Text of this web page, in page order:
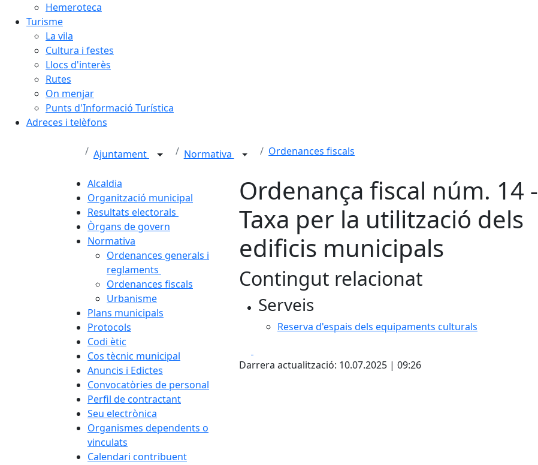
Hemeroteca
Turisme
La vila
Cultura i festes
Llocs d'interès
Rutes
On menjar
Punts d'Informació Turística
Adreces i telèfons
Ajuntament Normativa Ordenances fiscals
Alcaldia
Organització municipal
Resultats electorals
Òrgans de govern
Normativa
Ordenances generals i
reglaments
Ordenances fiscals
Urbanisme
Plans municipals
Protocols
Codi ètic
Cos tècnic municipal
Anuncis i Edictes
Convocatòries de personal
Perfil de contractant
Seu electrònica
Organismes dependents o
vinculats
Calendari contribuent
Ordenança fiscal núm. 14 -
Taxa per la utilització dels
edificis municipals
Contingut relacionat
Serveis
Reserva d'espais dels equipaments culturals
Darrera actualització: 10.07.2025 | 09:26